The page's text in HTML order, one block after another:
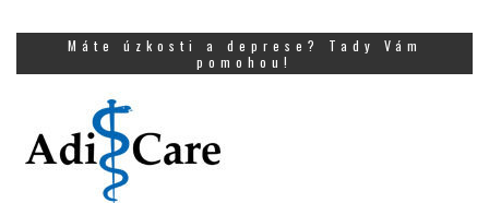
Máte úzkosti a deprese? Tady Vám
pomohou!